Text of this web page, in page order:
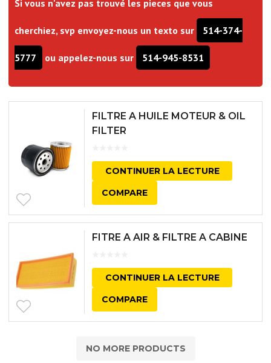
Si vous n'avez pas trouvé les pieces que vous
cherchiez, svp envoyez-nous un texto sur 514-374-
5777 ou appelez-nous sur 514-945-8531
FILTRE A HUILE MOTEUR & OIL
FILTER
CONTINUER LA LECTURE
COMPARE
FITRE A AIR & FILTRE A CABINE
CONTINUER LA LECTURE
COMPARE
NO MORE PRODUCTS